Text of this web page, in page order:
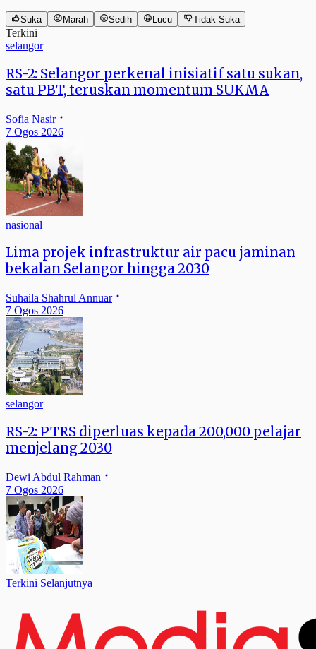
Suka Marah Sedih Lucu Tidak Suka
Terkini
selangor
RS-2: Selangor perkenal inisiatif satu sukan,
satu PBT, teruskan momentum SUKMA
Sofia Nasir
7 Ogos 2026
nasional
Lima projek infrastruktur air pacu jaminan
bekalan Selangor hingga 2030
Suhaila Shahrul Annuar
7 Ogos 2026
selangor
RS-2: PTRS diperluas kepada 200,000 pelajar
menjelang 2030
Dewi Abdul Rahman
7 Ogos 2026
Terkini Selanjutnya